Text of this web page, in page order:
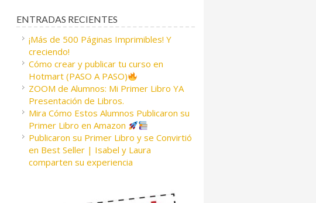
ENTRADAS RECIENTES
¡Más de 500 Páginas Imprimibles! Y
creciendo!
Cómo crear y publicar tu curso en
Hotmart (PASO A PASO)
ZOOM de Alumnos: Mi Primer Libro YA
Presentación de Libros.
Mira Cómo Estos Alumnos Publicaron su
Primer Libro en Amazon
Publicaron su Primer Libro y se Convirtió
en Best Seller | Isabel y Laura
comparten su experiencia